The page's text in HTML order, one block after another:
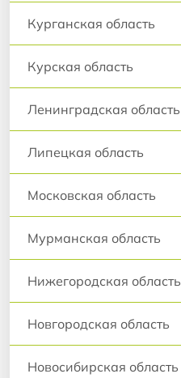
Курганская область
Курская область
Ленинградская область
Липецкая область
Московская область
Мурманская область
Нижегородская область
Новгородская область
Новосибирская область